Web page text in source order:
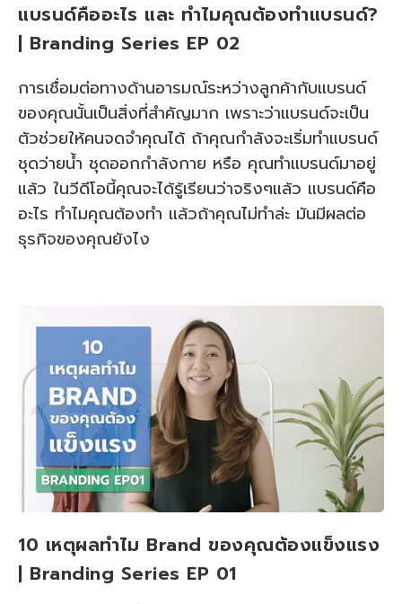
แบรนด์คืออะไร และ ทำไมคุณต้องทำแบรนด์?
| Branding Series EP 02
การเชื่อมต่อทางด้านอารมณ์ระหว่างลูกค้ากับแบรนด์
ของคุณนั้นเป็นสิ่งที่สำคัญมาก เพราะว่าแบรนด์จะเป็น
ตัวช่วยให้คนจดจำคุณได้ ถ้าคุณกำลังจะเริ่มทำแบรนด์
ชุดว่ายน้ำ ชุดออกกำลังกาย หรือ คุณทำแบรนด์มาอยู่
แล้ว ในวีดีโอนี้คุณจะได้รู้เรียนว่าจริงๆแล้ว แบรนด์คือ
อะไร ทำไมคุณต้องทำ แล้วถ้าคุณไม่ทำล่ะ มันมีผลต่อ
ธุรกิจของคุณยังไง
10 เหตุผลทำไม Brand ของคุณต้องแข็งแรง
| Branding Series EP 01